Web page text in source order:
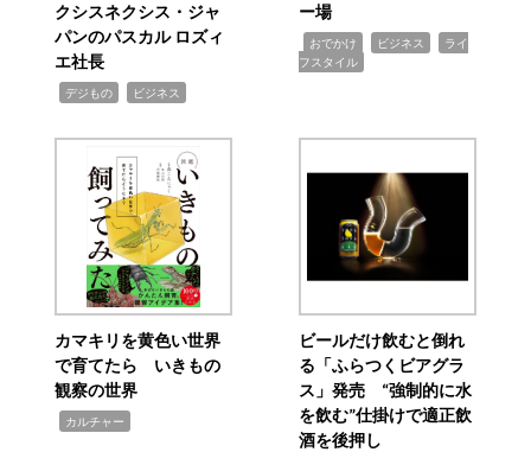
クシスネクシス・ジャ
パンのパスカル ロズィ
エ社長
デジもの ビジネス
ー場
おでかけ ビジネス
ライ
フスタイル
カマキリを黄色い世界
で育てたら いきもの
観察の世界
カルチャー
ビールだけ飲むと倒れ
る「ふらつくビアグラ
ス」発売 “強制的に水
を飲む”仕掛けで適正飲
酒を後押し